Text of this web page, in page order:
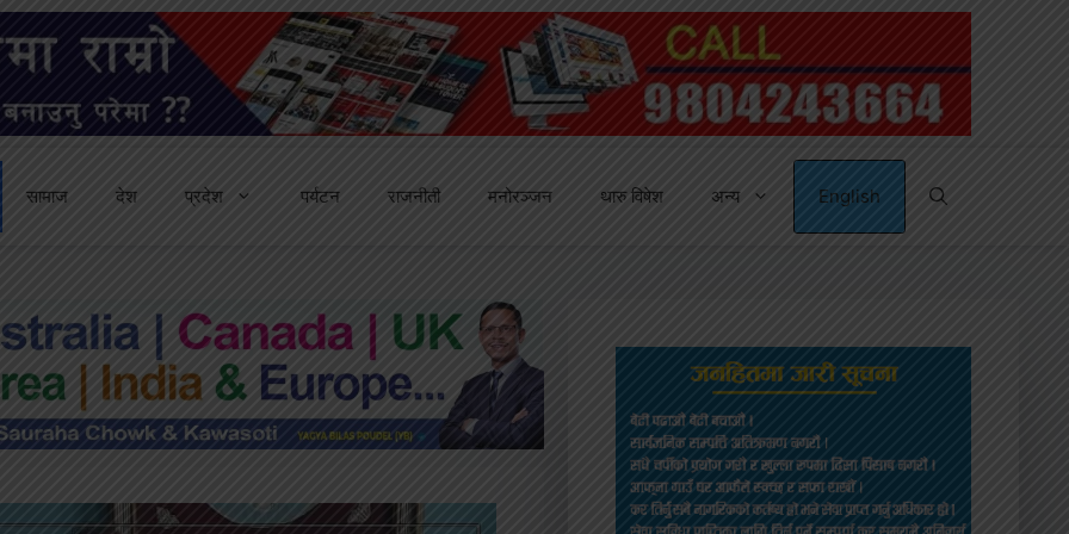
सामाज देश प्रदेश पर्यटन राजनीती मनोरञ्जन थारु विषेश अन्य English